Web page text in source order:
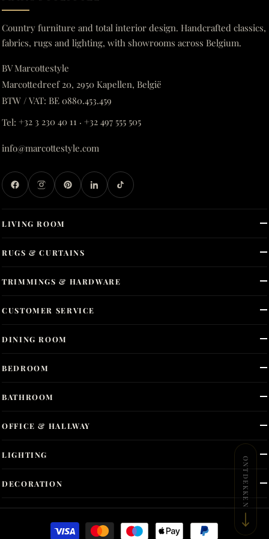
Country furniture and total interior design. Handcrafted classics,
fabrics, rugs and lighting, with showrooms across Belgium.
BV Marcottestyle
Marcottedreef 20, 2950 Kapellen, België
BTW / VAT: BE 0880.453.459
Tel: +32 3 230 40 11 · +32 497 555 505
info@marcottestyle.com
LIVING ROOM
DINING ROOM
BEDROOM
BATHROOM
OFFICE & HALLWAY
LIGHTING
DECORATION
RUGS & CURTAINS
TRIMMINGS & HARDWARE
CUSTOMER SERVICE
ONTDEKKEN